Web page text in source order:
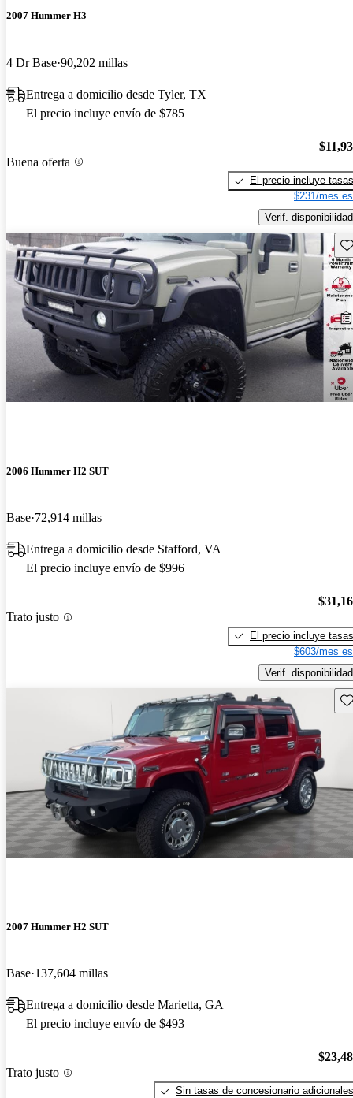
2007 Hummer H3
4 Dr Base 90,202 millas
Entrega a domicilio desde Tyler, TX
El precio incluye envío de $785
Buena oferta
El precio incluye tasas
$231/mes
Verif. disponibilidad
2006 Hummer H2 SUT
Base 72,914 millas
Entrega a domicilio desde Stafford, VA
El precio incluye envío de $996
Trato justo
El precio incluye tasas
$603/mes
Verif. disponibilidad
2007 Hummer H2 SUT
Base 137,604 millas
Entrega a domicilio desde Marietta, GA
El precio incluye envío de $493
Trato justo
Sin tasas de concesionario adicionales